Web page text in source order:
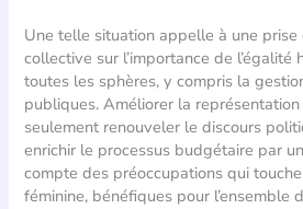
Une telle situation appelle à une prise
collective sur l’importance de l’égalité
toutes les sphères, y compris la
publiques. Améliorer la
seulement renouveler le discours
enrichir le processus budgétaire par
compte des préoccupations qui
féminine, bénéfiques pour l’ensemble